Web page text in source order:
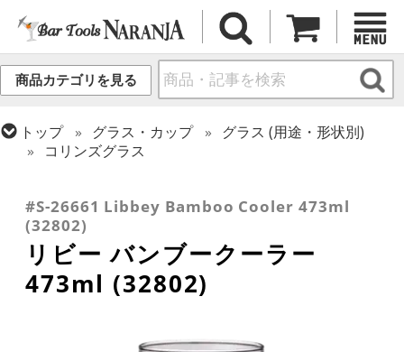
商品カテゴリを見る
トップ グラス・カップ
グラス (用途・形状別)
コリンズグラス
リビー
#S-26661 Libbey Bamboo Cooler 473ml
(32802)
リビー バンブークーラー
473ml (32802)